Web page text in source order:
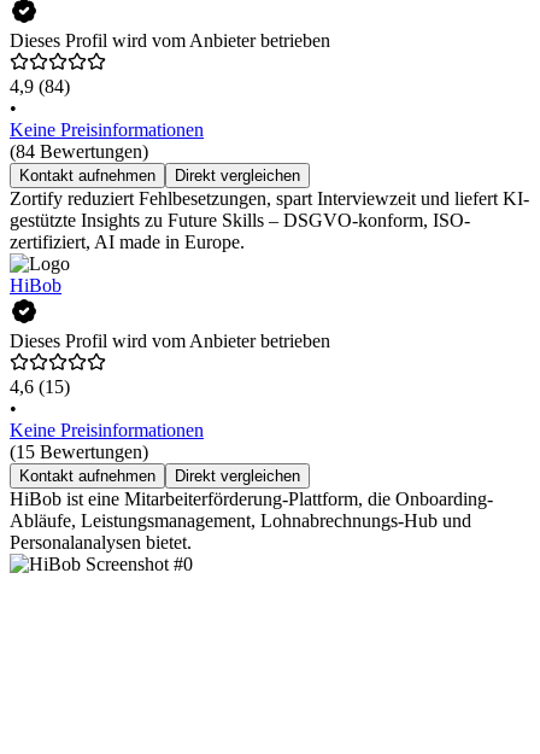
Dieses Profil wird vom Anbieter betrieben
4,9 (84)
•
Keine Preisinformationen
(84 Bewertungen)
Kontakt aufnehmen Direkt vergleichen
Zortify reduziert Fehlbesetzungen, spart Interviewzeit und liefert KI-
gestützte Insights zu Future Skills – DSGVO-konform, ISO-
zertifiziert, AI made in Europe.
HiBob
Dieses Profil wird vom Anbieter betrieben
4,6 (15)
•
Keine Preisinformationen
(15 Bewertungen)
Kontakt aufnehmen Direkt vergleichen
HiBob ist eine Mitarbeiterförderung-Plattform, die Onboarding-
Abläufe, Leistungsmanagement, Lohnabrechnungs-Hub und
Personalanalysen bietet.